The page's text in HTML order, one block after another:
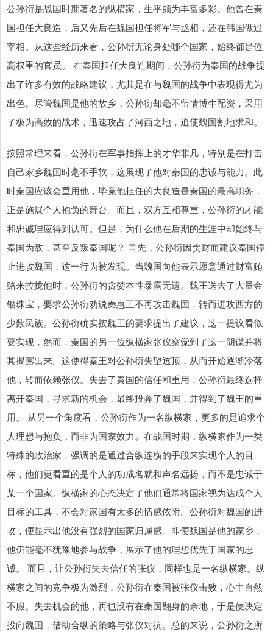
公孙衍是战国时期著名的纵横家，生平颇为丰富多彩。他曾在秦
国担任大良造，后又先后在魏国担任将军与丞相，还在韩国做过
宰相。从这些经历来看，公孙衍无论身处哪个国家，始终都是位
高权重的官员。 在秦国担任大良造期间，公孙衍为秦国的战争提
出了许多有效的战略建议，尤其是在与魏国的战争中表现得尤为
出色。尽管魏国是他的故乡，公孙衍却毫不留情博牛配资，采用
了极为高效的战术，迅速攻占了河西之地，迫使魏国割地求和。
按照常理来看，公孙衍在军事指挥上的才华非凡，特别是在打击
自己家乡魏国时毫不手软，这展现了他对秦国的忠诚与能力。此
时秦国应该会重用他，毕竟他担任的大良造是秦国的最高职务，
正是施展个人抱负的舞台。而且，双方互相尊重，公孙衍的才能
和忠诚理应得到认可。但是，为什么他在后期的生涯中却始终与
秦国为敌，甚至反叛秦国呢？ 首先，公孙衍因贪财而建议秦国停
止进攻魏国，这一行为被发现。当魏国向他表示愿意通过财富贿
赂来拉拢他时，公孙衍的贪婪本性暴露无遗。魏王送去了大量金
银珠宝，要求公孙衍劝说秦惠王不再攻击魏国，转而进攻西方的
少数民族。公孙衍确实按魏王的要求提出了建议，这一提议看似
要实现，然而，秦国的另一位纵横家张仪察觉到了这一阴谋并将
其揭露出来。这使得秦王对公孙衍失望透顶，从而开始逐渐冷落
他，转而依赖张仪。失去了秦国的信任和重用，公孙衍最终选择
离开秦国，寻求新的机会，最终投奔了魏国，并得到了魏王的重
用。 从另一个角度看，公孙衍作为一名纵横家，更多的是追求个
人理想与抱负，而非为国家效力。在战国时期，纵横家作为一类
特殊的政治家，强调的是通过合纵连横的手段来实现个人的目
标，他们更看重的是个人的功成名就和声名远扬，而不是忠诚于
某一个国家。纵横家的心态决定了他们通常将国家视为达成个人
目标的工具，不会对家国有太多的情感依附。公孙衍对魏国的进
攻，便显示出他没有强烈的国家归属感。即便魏国是他的家乡，
他仍能毫不犹豫地参与战争，展示了他的理想优先于国家的忠
诚。 而且，让公孙衍失去信任的张仪，同样也是一名纵横家。纵
横家之间的竞争极为激烈，公孙衍在秦国被张仪击败，心中自然
不服。失去机会的他，再也没有在秦国翻身的余地，于是便决定
投向魏国，借助合纵的策略与张仪对抗。总的来说，公孙衍之所